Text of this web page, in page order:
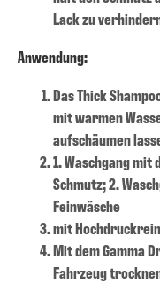
Lack zu
Anwendung:
Das Thick
mit warmen
aufschäumen
1. Waschgang mit
Schmutz; 2.
Feinwäsche
mit
Mit dem Gamma
Fahrzeug